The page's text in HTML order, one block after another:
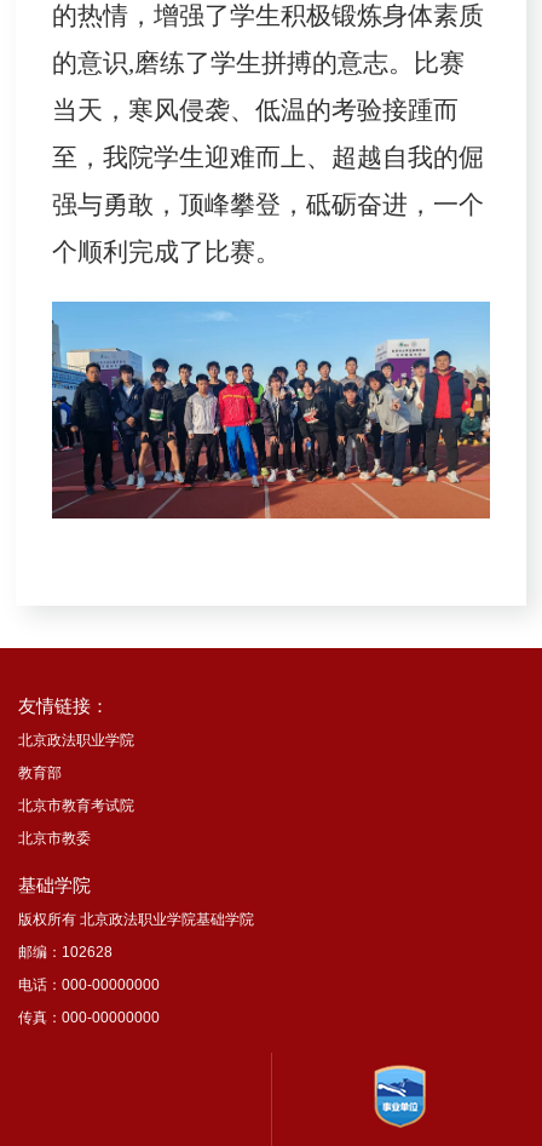
的热情，增强了学生积极锻炼身体素质
的意识,磨练了学生拼搏的意志。比赛
当天，寒风侵袭、低温的考验接踵而
至，我院学生迎难而上、超越自我的倔
强与勇敢，顶峰攀登，砥砺奋进，一个
个顺利完成了比赛。
友情链接：
北京政法职业学院
教育部
北京市教育考试院
北京市教委
基础学院
版权所有 北京政法职业学院基础学院
邮编：102628
电话：000-00000000
传真：000-00000000